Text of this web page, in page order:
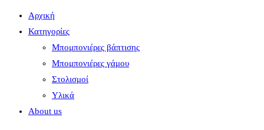
Αρχική
Κατηγορίες
Μπομπονιέρες βάπτισης
Μπομπονιέρες γάμου
Στολισμοί
Υλικά
About us